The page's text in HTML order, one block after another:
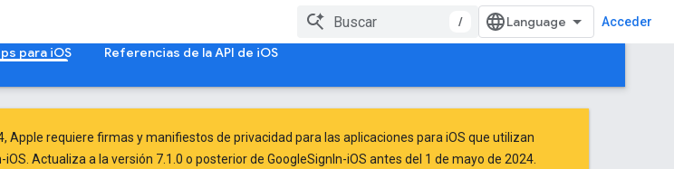
/ Acceder
para iOS Referencias de la API de iOS
, Apple requiere firmas y manifiestos de privacidad para las aplicaciones para iOS que utilizan
iOS. Actualiza a la versión 7.1.0 o posterior de GoogleSignIn-iOS antes del 1 de mayo de 2024.